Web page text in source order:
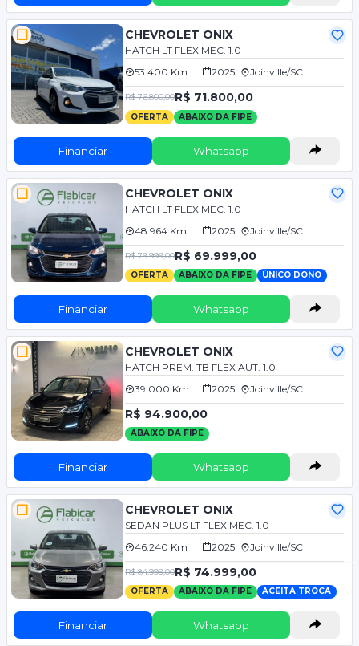
CHEVROLET ONIX
HATCH LT FLEX MEC. 1.0
53.400 Km
2025 Joinville/SC
R$ 76.800,00R$ 71.800,00
OFERTA ABAIXO DA FIPE
Financiar Whatsapp
CHEVROLET ONIX
HATCH LT FLEX MEC. 1.0
48.964 Km
2025 Joinville/SC
R$ 79.999,00R$ 69.999,00
OFERTA ABAIXO DA FIPE ÚNICO DONO
Financiar Whatsapp
CHEVROLET ONIX
HATCH PREM. TB FLEX AUT. 1.0
39.000 Km
2025 Joinville/SC
R$ 94.900,00
ABAIXO DA FIPE
Financiar Whatsapp
CHEVROLET ONIX
SEDAN PLUS LT FLEX MEC. 1.0
46.240 Km
2025 Joinville/SC
R$ 84.999,00R$ 74.999,00
OFERTA ABAIXO DA FIPE ACEITA TROCA
Financiar Whatsapp